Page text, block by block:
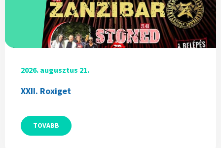
2026. augusztus 21.
XXII. Roxiget
TOVABB